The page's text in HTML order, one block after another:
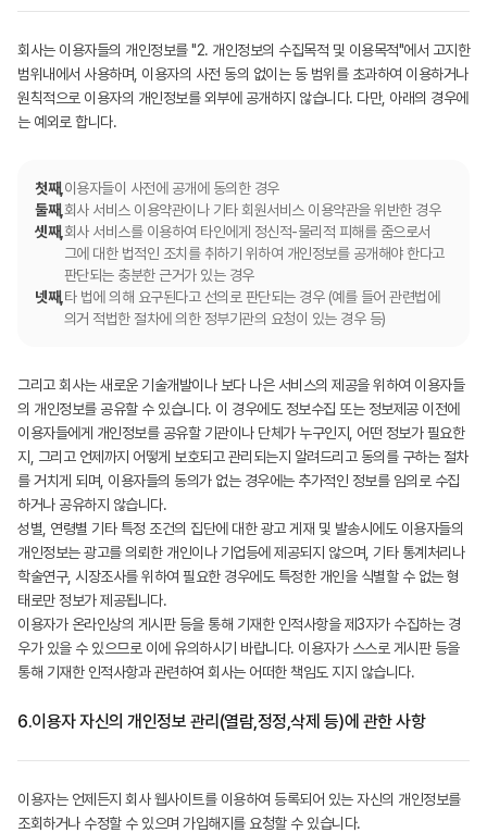
회사는 이용자들의 개인정보를 "2. 개인정보의 수집목적 및 이용목적"에서 고지한
범위내에서 사용하며, 이용자의 사전 동의 없이는 동 범위를 초과하여 이용하거나
원칙적으로 이용자의 개인정보를 외부에 공개하지 않습니다. 다만, 아래의 경우에
는 예외로 합니다.
첫째, 이용자들이 사전에 공개에 동의한 경우
둘째, 회사 서비스 이용약관이나 기타 회원서비스 이용약관을 위반한 경우
셋째, 회사 서비스를 이용하여 타인에게 정신적-물리적 피해를 줌으로서
그에 대한 법적인 조치를 취하기 위하여 개인정보를 공개해야 한다고
판단되는 충분한 근거가 있는 경우
넷째, 타 법에 의해 요구된다고 선의로 판단되는 경우 (예를 들어 관련법에
의거 적법한 절차에 의한 정부기관의 요청이 있는 경우 등)
그리고 회사는 새로운 기술개발이나 보다 나은 서비스의 제공을 위하여 이용자들
의 개인정보를 공유할 수 있습니다. 이 경우에도 정보수집 또는 정보제공 이전에
이용자들에게 개인정보를 공유할 기관이나 단체가 누구인지, 어떤 정보가 필요한
지, 그리고 언제까지 어떻게 보호되고 관리되는지 알려드리고 동의를 구하는 절차
를 거치게 되며, 이용자들의 동의가 없는 경우에는 추가적인 정보를 임의로 수집
하거나 공유하지 않습니다.
성별, 연령별 기타 특정 조건의 집단에 대한 광고 게재 및 발송시에도 이용자들의
개인정보는 광고를 의뢰한 개인이나 기업등에 제공되지 않으며, 기타 통계처리나
학술연구, 시장조사를 위하여 필요한 경우에도 특정한 개인을 식별할 수 없는 형
태로만 정보가 제공됩니다.
이용자가 온라인상의 게시판 등을 통해 기재한 인적사항을 제3자가 수집하는 경
우가 있을 수 있으므로 이에 유의하시기 바랍니다. 이용자가 스스로 게시판 등을
통해 기재한 인적사항과 관련하여 회사는 어떠한 책임도 지지 않습니다.
6.이용자 자신의 개인정보 관리(열람,정정,삭제 등)에 관한 사항
이용자는 언제든지 회사 웹사이트를 이용하여 등록되어 있는 자신의 개인정보를
조회하거나 수정할 수 있으며 가입해지를 요청할 수 있습니다.